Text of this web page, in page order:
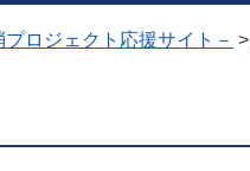
ロジェクト応援サイト－ >